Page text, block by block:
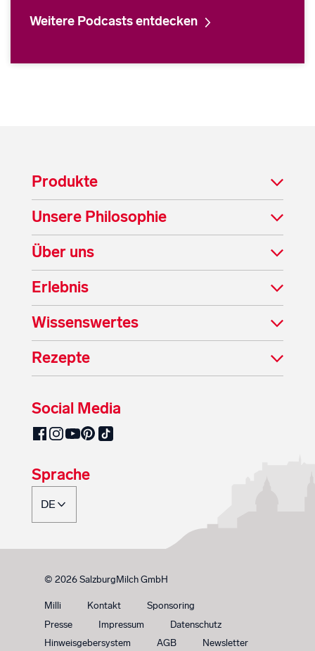
Weitere Podcasts entdecken
Produkte
Unsere Philosophie
Über uns
Erlebnis
Wissenswertes
Rezepte
Social Media
SalzburgMilch auf Facebook
SalzburgMilch auf Instagram
SalzburgMilch auf YouTube
SalzburgMilch auf Pinterest
SalzburgMilch auf TikTok
Sprache
© 2026 SalzburgMilch GmbH
Milli Kontakt
Sponsoring
Presse
Impressum
Datenschutz
Hinweisgebersystem
AGB Newsletter